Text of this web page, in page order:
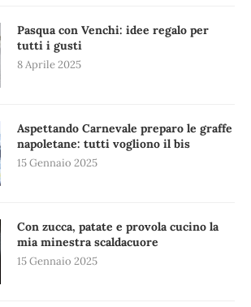
Pasqua con Venchi: idee regalo per
tutti i gusti
8 Aprile 2025
Aspettando Carnevale preparo le graffe
napoletane: tutti vogliono il bis
15 Gennaio 2025
Con zucca, patate e provola cucino la
mia minestra scaldacuore
15 Gennaio 2025